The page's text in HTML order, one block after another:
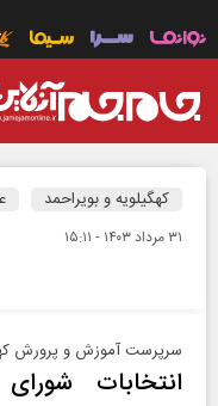
کهگیلویه و بویراحمد
۳۱ مرداد ۱۴۰۳ - ۱۵:۱۱
سرپرست آموزش و پرورش
انتخابات